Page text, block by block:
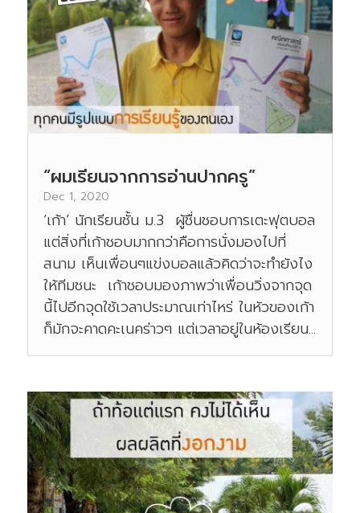
“ผมเรียนจากการอ่านปากครู”
Dec 1, 2020
‘เก้า’ นักเรียนชั้น ม.3 ผู้ชื่นชอบการเตะฟุตบอล
แต่สิ่งที่เก้าชอบมากกว่าคือการนั่งมองไปที่
สนาม เห็นเพื่อนๆแข่งบอลแล้วคิดว่าจะทำยังไง
ให้ทีมชนะ เก้าชอบมองภาพว่าเพื่อนวิ่งจากจุด
นี้ไปอีกจุดใช้เวลาประมาณเท่าไหร่ ในหัวของเก้า
ก็มักจะคาดคะเนคร่าวๆ แต่เวลาอยู่ในห้องเรียน...